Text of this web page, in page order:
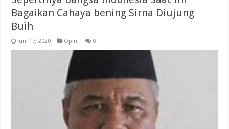
Bagaikan Cahaya bening Sirna Diujung
Buih
Juni 17, 2020 Opini 0